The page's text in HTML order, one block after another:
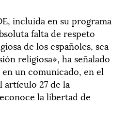
incluida en su programa
falta de respeto
de los españoles, sea
religiosa», ha señalado
un comunicado, en el
artículo 27 de la
la libertad de